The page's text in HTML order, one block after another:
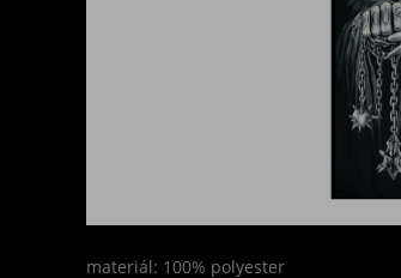
materiál: 100% polyester